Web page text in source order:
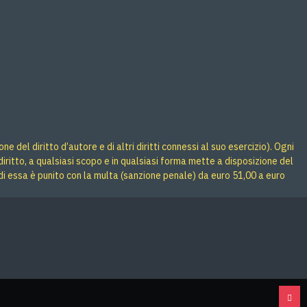
del diritto d’autore e di altri diritti connessi al suo esercizio). Ogni
a qualsiasi scopo e in qualsiasi forma mette a disposizione del
è punito con la multa (sanzione penale) da euro 51,00 a euro